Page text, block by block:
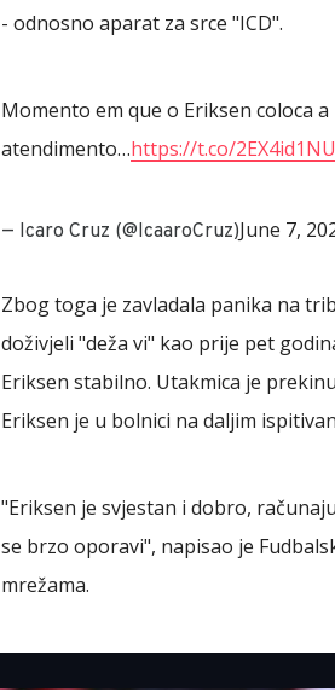
- odnosno aparat za srce "ICD".
Momento em que o Eriksen coloca
atendimento…https://t.co/
— Icaro Cruz (@IcaaroCruz)June 7,
Zbog toga je zavladala panika na
doživjeli "deža vi" kao prije pet
Eriksen stabilno. Utakmica je
Eriksen je u bolnici na daljim
"Eriksen je svjestan i dobro,
se brzo oporavi", napisao je
mrežama.